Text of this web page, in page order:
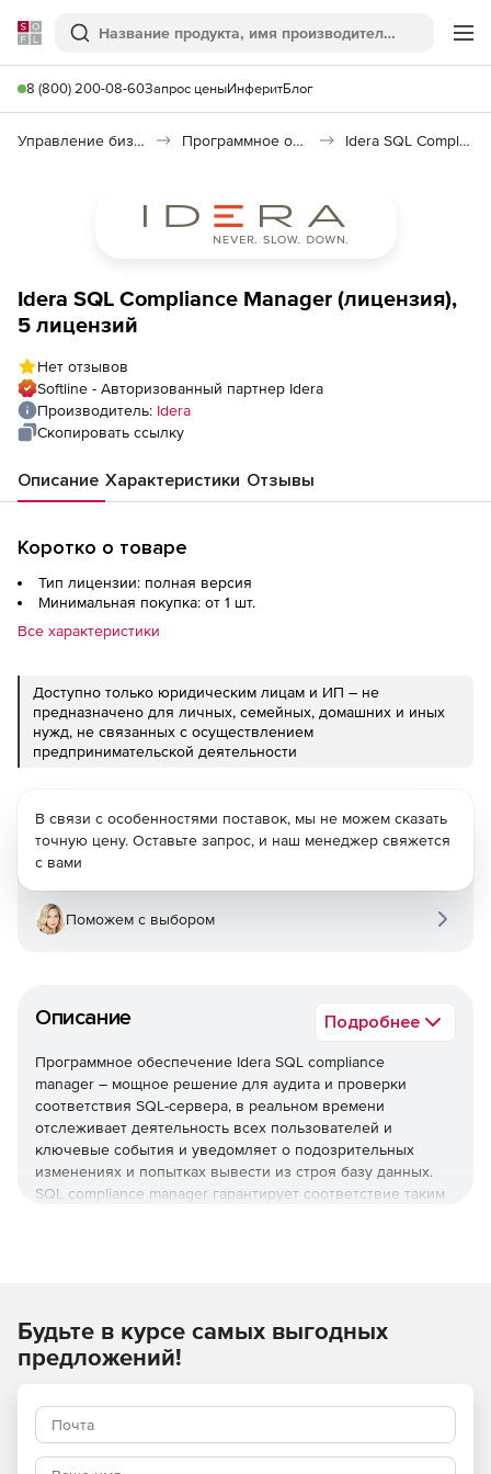
Softline
Поиск
8 (800) 200-08-60Запрос ценыИнферитБлог
Управление бизнесом, CRM/ERP Программное обеспечение для управления бизнесом Idera SQL Compliance Manager
Idera SQL Compliance Manager (лицензия),
5 лицензий
Нет отзывов
Softline - Авторизованный партнер Idera
Производитель: Idera
Скопировать ссылку
Описание Характеристики Отзывы
Коротко о товаре
Тип лицензии: полная версия
Минимальная покупка: от 1 шт.
Все характеристики
Доступно только юридическим лицам и ИП – не
предназначено для личных, семейных, домашних и иных
нужд, не связанных с осуществлением
предпринимательской деятельности
Описание Подробнее
Программное обеспечение Idera SQL compliance
manager – мощное решение для аудита и проверки
соответствия SQL-сервера, в реальном времени
отслеживает деятельность всех пользователей и
ключевые события и уведомляет о подозрительных
изменениях и попытках вывести из строя базу данных.
SQL compliance manager гарантирует соответствие таким
Непрерывный, гибкий аудит
SQL compliance manager обеспечивает мониторинг базы
данных в реальном времени и отслеживает все
данных и изменения в правах доступа. Типы и детали
отслеживаемых данных настраиваются и могут быть
заданы на уровне сервера, базы данных или объекта.
В связи с особенностями поставок, мы не можем сказать
точную цену. Оставьте запрос, и наш менеджер свяжется
с вами
Поможем с выбором
Будьте в курсе самых выгодных
предложений!